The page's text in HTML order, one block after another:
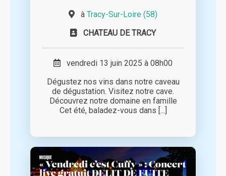
à Tracy-Sur-Loire (58)
CHATEAU DE TRACY
vendredi 13 juin 2025 à 08h00
Dégustez nos vins dans notre caveau
de dégustation. Visitez notre cave.
Découvrez notre domaine en famille
Cet été, baladez-vous dans [...]